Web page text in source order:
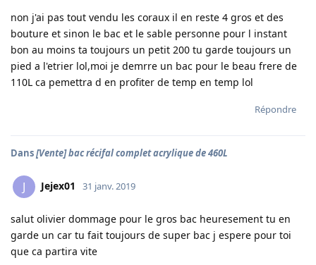
non j'ai pas tout vendu les coraux il en reste 4 gros et des
bouture et sinon le bac et le sable personne pour l instant
bon au moins ta toujours un petit 200 tu garde toujours un
pied a l'etrier lol,moi je demrre un bac pour le beau frere de
110L ca pemettra d en profiter de temp en temp lol
Répondre
Dans[Vente] bac récifal complet acrylique de 460L
J Jejex01 31 janv. 2019
salut olivier dommage pour le gros bac heuresement tu en
garde un car tu fait toujours de super bac j espere pour toi
que ca partira vite